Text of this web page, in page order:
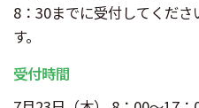
8：30までに受付してくだ
す。
受付時間